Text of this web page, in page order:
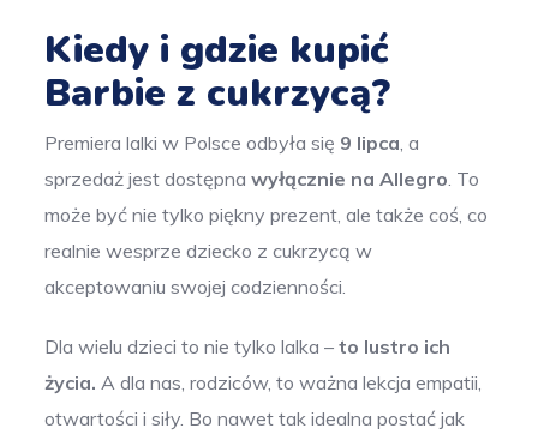
Kiedy i gdzie kupić
Barbie z cukrzycą?
Premiera lalki w Polsce odbyła się 9 lipca , a
sprzedaż jest dostępnawyłącznie na Allegro . To
może być nie tylko piękny prezent, ale także coś, co
realnie wesprze dziecko z cukrzycą w
akceptowaniu swojej codzienności.
Dla wielu dzieci to nie tylko lalka –to lustro ich
życia. A dla nas, rodziców, to ważna lekcja empatii,
otwartości i siły. Bo nawet tak idealna postać jak